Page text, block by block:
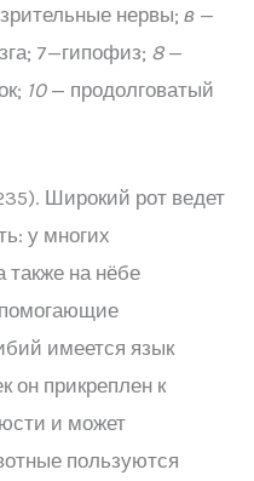
нервы; в —
7—гипофиз; 8—
10— продолговатый
Широкий рот ведет
у многих
также на нёбе
имеется язык
он прикреплен к
и может
пользуются